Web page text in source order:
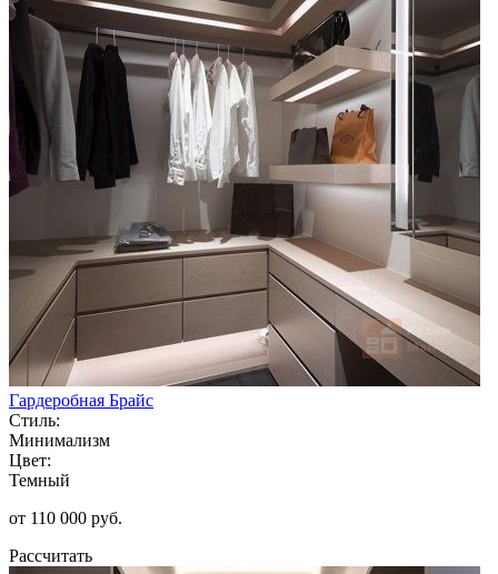
Гардеробная Брайс
Стиль:
Минимализм
Цвет:
Темный
от 110 000 руб.
Рассчитать